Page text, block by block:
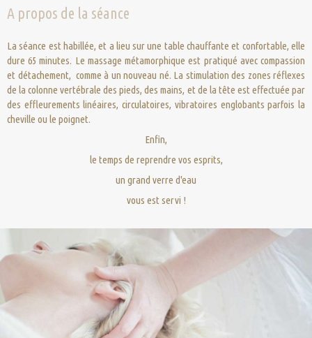
A propos de la séance
La séance est habillée, et a lieu sur une table chauffante et confortable, elle
dure 65 minutes. Le massage métamorphique est pratiqué avec compassion
et détachement, comme à un nouveau né. La stimulation des zones réflexes
de la colonne vertébrale des pieds, des mains, et de la tête est effectuée par
des effleurements linéaires, circulatoires, vibratoires englobants parfois la
cheville ou le poignet.
Enfin,
le temps de reprendre vos esprits,
un grand verre d'eau
vous est servi !